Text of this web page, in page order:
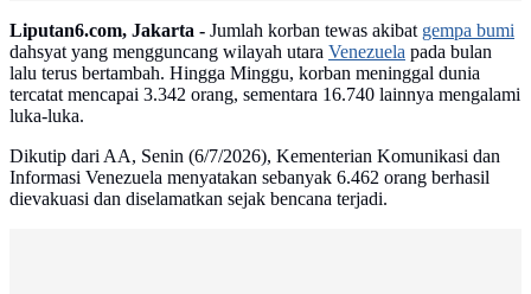
Liputan6.com, Jakarta - Jumlah korban tewas akibat gempa bumi
dahsyat yang mengguncang wilayah utara Venezuela pada bulan
lalu terus bertambah. Hingga Minggu, korban meninggal dunia
tercatat mencapai 3.342 orang, sementara 16.740 lainnya mengalami
luka-luka.
Dikutip dari AA, Senin (6/7/2026), Kementerian Komunikasi dan
Informasi Venezuela menyatakan sebanyak 6.462 orang berhasil
dievakuasi dan diselamatkan sejak bencana terjadi.